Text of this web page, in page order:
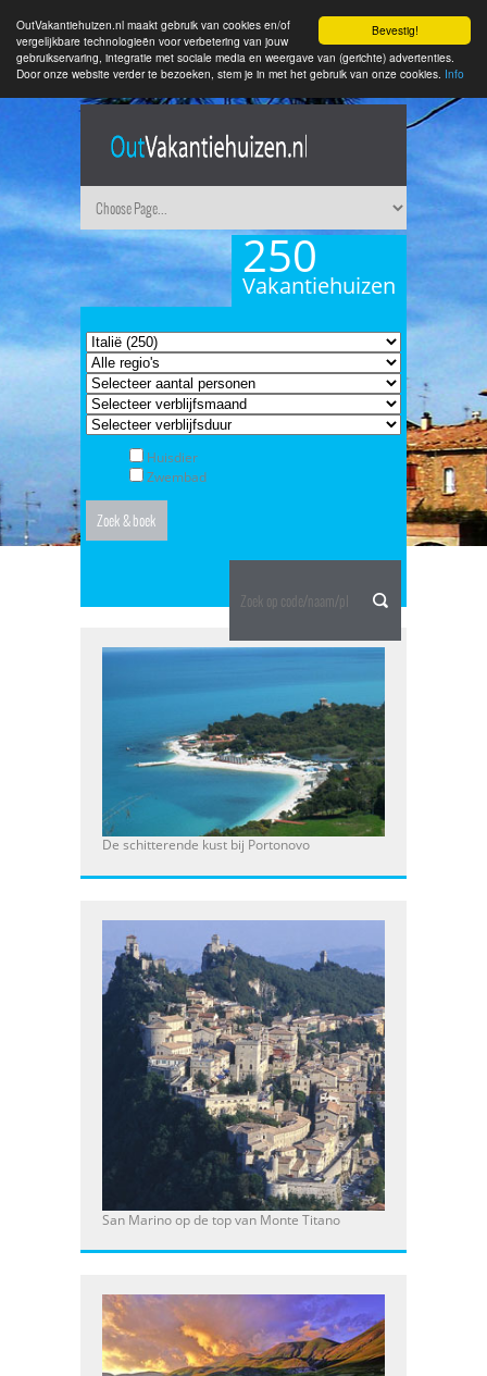
Bevestig!
OutVakantiehuizen.nl maakt gebruik van cookies en/of
vergelijkbare technologieën voor verbetering van jouw
gebruikservaring, integratie met sociale media en weergave van (gerichte) advertenties.
Door onze website verder te bezoeken, stem je in met het gebruik van onze cookies. Info
250
Vakantiehuizen
Huisdier
Zwembad
De schitterende kust bij Portonovo
San Marino op de top van Monte Titano